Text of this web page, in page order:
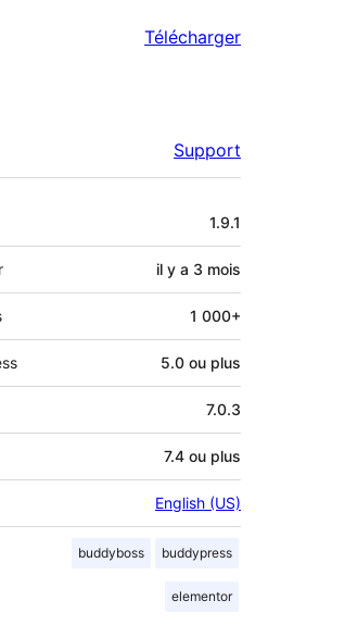
Télécharger
Support
1.9.1
il y a 3 mois
1 000+
5.0 ou plus
7.0.3
7.4 ou plus
English (US)
buddyboss buddypress
elementor